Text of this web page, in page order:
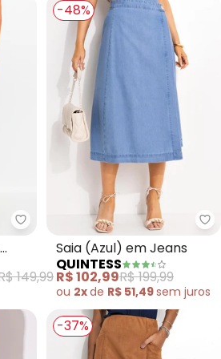
Quintess - Saia (Azul Royal)
149,99
-48%
Saia (Azul) em Jeans
QUINTESS
R$ 102,99R$ 199,99
ou 2xde R$ 51,49sem juros
-37%